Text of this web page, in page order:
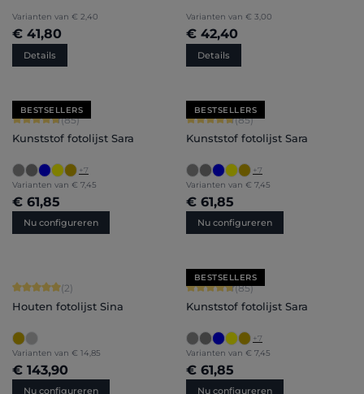
Varianten van € 2,40
€ 41,80
Details
Varianten van € 3,00
€ 42,40
Details
BESTSELLERS
Gemiddelde waardering van 4.71 van 5 sterren
(85)
Kunststof fotolijst Sara
+7
Varianten van € 7,45
€ 61,85
Nu configureren
BESTSELLERS
Gemiddelde waardering van 4.71
(85)
Kunststof fotolijst Sara
+7
Varianten van € 7,45
€ 61,85
Nu configureren
Gemiddelde waardering van 5 van 5 sterren
(2)
Houten fotolijst Sina
Varianten van € 14,85
€ 143,90
Nu configureren
BESTSELLERS
Gemiddelde waardering van 4.71
(85)
Kunststof fotolijst Sara
+7
Varianten van € 7,45
€ 61,85
Nu configureren